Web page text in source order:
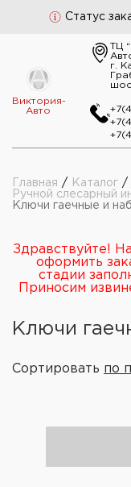
Статус
Виктория-
Авто
ТЦ
г.
Главная / Каталог /
Ручной слесарный
Ключи гаечные и
Здравствуйте!
оформить
стадии
Приносим
Ключи
Сортировать по